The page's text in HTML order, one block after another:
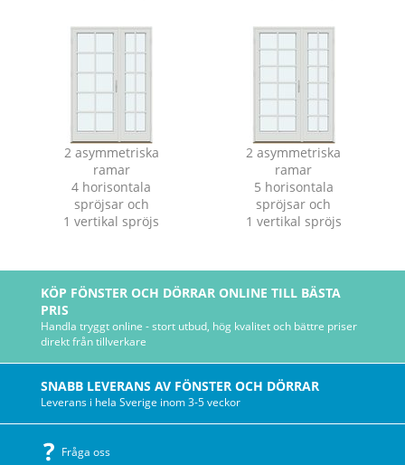
2 asymmetriska
ramar
4 horisontala
spröjsar och
1 vertikal spröjs
2 asymmetriska
ramar
5 horisontala
spröjsar och
1 vertikal spröjs
KÖP FÖNSTER OCH DÖRRAR ONLINE TILL BÄSTA
PRIS
Handla tryggt online - stort utbud, hög kvalitet och bättre priser
direkt från tillverkare
SNABB LEVERANS AV FÖNSTER OCH DÖRRAR
Leverans i hela Sverige inom 3-5 veckor
Fråga oss